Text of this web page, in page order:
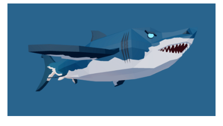
Roblox